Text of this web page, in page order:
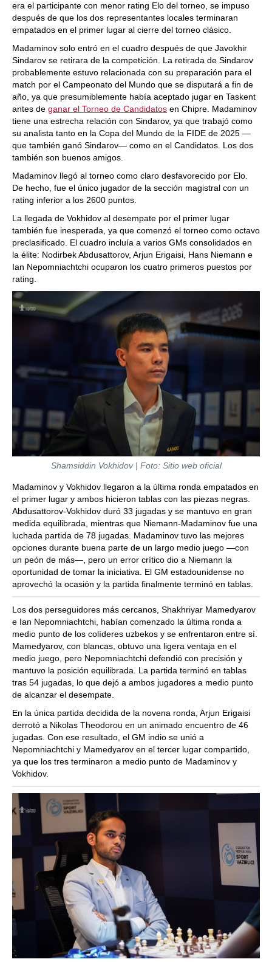
era el participante con menor rating Elo del torneo, se impuso
después de que los dos representantes locales terminaran
empatados en el primer lugar al cierre del torneo clásico.
Madaminov solo entró en el cuadro después de que Javokhir
Sindarov se retirara de la competición. La retirada de Sindarov
probablemente estuvo relacionada con su preparación para el
match por el Campeonato del Mundo que se disputará a fin de
año, ya que presumiblemente había aceptado jugar en Taskent
antes de ganar el Torneo de Candidatos en Chipre. Madaminov
tiene una estrecha relación con Sindarov, ya que trabajó como
su analista tanto en la Copa del Mundo de la FIDE de 2025 —
que también ganó Sindarov— como en el Candidatos. Los dos
también son buenos amigos.
Madaminov llegó al torneo como claro desfavorecido por Elo.
De hecho, fue el único jugador de la sección magistral con un
rating inferior a los 2600 puntos.
La llegada de Vokhidov al desempate por el primer lugar
también fue inesperada, ya que comenzó el torneo como octavo
preclasificado. El cuadro incluía a varios GMs consolidados en
la élite: Nodirbek Abdusattorov, Arjun Erigaisi, Hans Niemann e
Ian Nepomniachtchi ocuparon los cuatro primeros puestos por
rating.
Shamsiddin Vokhidov | Foto: Sitio web oficial
Madaminov y Vokhidov llegaron a la última ronda empatados en
el primer lugar y ambos hicieron tablas con las piezas negras.
Abdusattorov-Vokhidov duró 33 jugadas y se mantuvo en gran
medida equilibrada, mientras que Niemann-Madaminov fue una
luchada partida de 78 jugadas. Madaminov tuvo las mejores
opciones durante buena parte de un largo medio juego —con
un peón de más—, pero un error crítico dio a Niemann la
oportunidad de tomar la iniciativa. El GM estadounidense no
aprovechó la ocasión y la partida finalmente terminó en tablas.
Los dos perseguidores más cercanos, Shakhriyar Mamedyarov
e Ian Nepomniachtchi, habían comenzado la última ronda a
medio punto de los colíderes uzbekos y se enfrentaron entre sí.
Mamedyarov, con blancas, obtuvo una ligera ventaja en el
medio juego, pero Nepomniachtchi defendió con precisión y
mantuvo la posición equilibrada. La partida terminó en tablas
tras 54 jugadas, lo que dejó a ambos jugadores a medio punto
de alcanzar el desempate.
En la única partida decidida de la novena ronda, Arjun Erigaisi
derrotó a Nikolas Theodorou en un animado encuentro de 46
jugadas. Con ese resultado, el GM indio se unió a
Nepomniachtchi y Mamedyarov en el tercer lugar compartido,
ya que los tres terminaron a medio punto de Madaminov y
Vokhidov.